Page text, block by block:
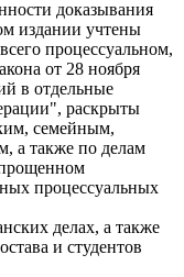
доказывания
издании учтены
процессуальном,
от 28 ноября
в отдельные
раскрыты
семейным,
а также по делам
процессуальных
делах, а также
и студентов